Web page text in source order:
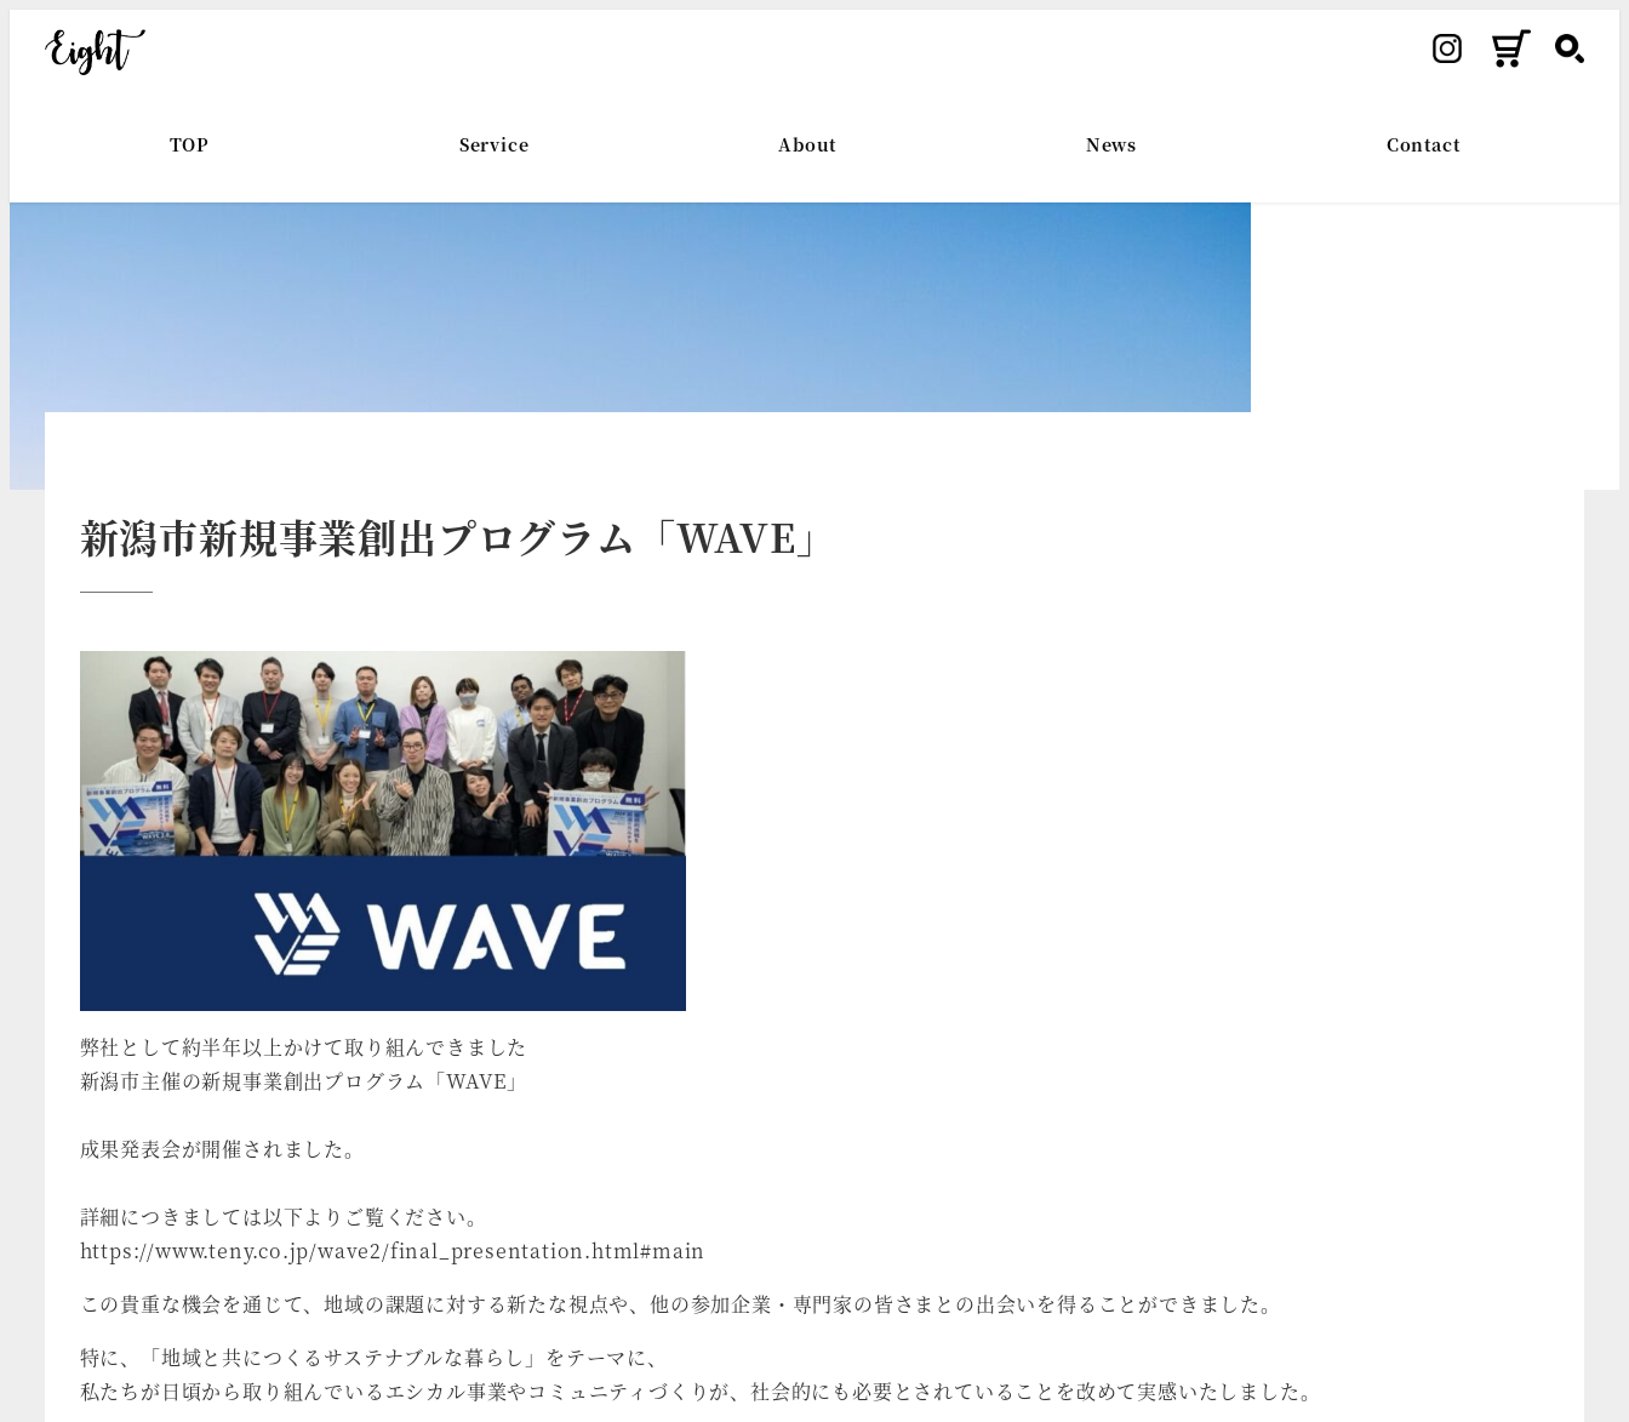
TOP Service About News Contact
新潟市新規事業創出プログラム「WAVE」
弊社として約半年以上かけて取り組んできました
新潟市主催の新規事業創出プログラム「WAVE」
成果発表会が開催されました。
詳細につきましては以下よりご覧ください。
https://www.teny.co.jp/wave2/final_presentation.html#main
この貴重な機会を通じて、地域の課題に対する新たな視点や、他の参加企業・専門家の皆さまとの出会いを得ることができました。
特に、「地域と共につくるサステナブルな暮らし」をテーマに、
私たちが日頃から取り組んでいるエシカル事業やコミュニティづくりが、社会的にも必要とされていることを改めて実感いたしました。